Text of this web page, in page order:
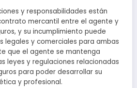
y responsabilidades están
mercantil entre el agente y
y su incumplimiento puede
legales y comerciales para ambas
que el agente se mantenga
leyes y regulaciones relacionadas
para poder desarrollar su
y profesional.